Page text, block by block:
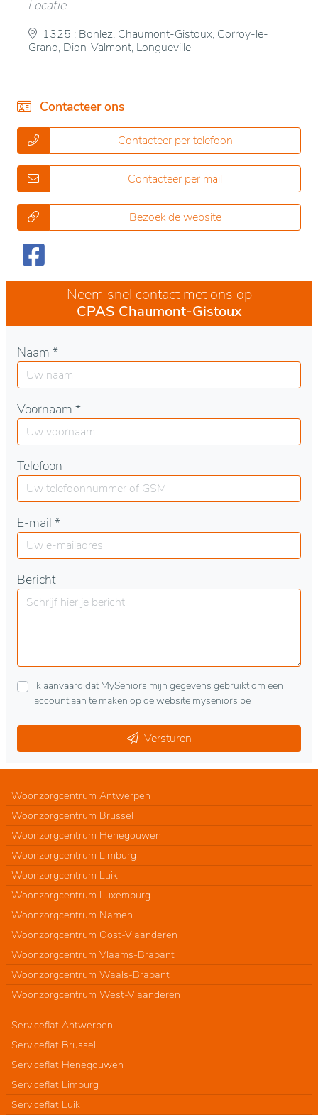
Locatie
1325 : Bonlez, Chaumont-Gistoux, Corroy-le-
Grand, Dion-Valmont, Longueville
Contacteer ons
Contacteer per telefoon
Contacteer per mail
Bezoek de website
Neem snel contact met ons op
CPAS Chaumont-Gistoux
Naam *
Voornaam *
Telefoon
E-mail *
Bericht
Ik aanvaard dat MySeniors mijn gegevens gebruikt om een
account aan te maken op de website myseniors.be
Versturen
Woonzorgcentrum Antwerpen
Woonzorgcentrum Brussel
Woonzorgcentrum Henegouwen
Woonzorgcentrum Limburg
Woonzorgcentrum Luik
Woonzorgcentrum Luxemburg
Woonzorgcentrum Namen
Woonzorgcentrum Oost-Vlaanderen
Woonzorgcentrum Vlaams-Brabant
Woonzorgcentrum Waals-Brabant
Woonzorgcentrum West-Vlaanderen
Serviceflat Antwerpen
Serviceflat Brussel
Serviceflat Henegouwen
Serviceflat Limburg
Serviceflat Luik